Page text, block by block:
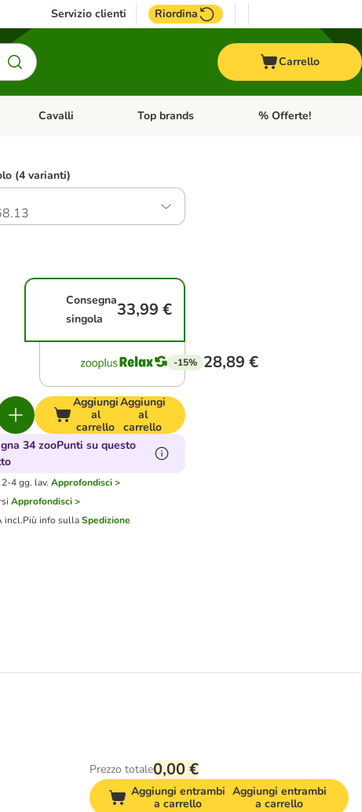
Servizio clienti Riordina
Carrello
Apri Menu Categoria: Acquaristica
Cavalli Apri Menu Categoria: Cavalli
Top brands Apri Menu Categoria:
% Offerte!
(4 varianti)
Consegna
singola
33,99 €
-15% 28,89 €
Aggiungi
al
carrello
Aggiungi
al
carrello
34 zooPunti su questo
4 gg. lav. Approfondisci >
Approfondisci >
incl.Più info sullaSpedizione
Prezzo totale0,00 €
Aggiungi entrambi
a carrello
Aggiungi entrambi
a carrello